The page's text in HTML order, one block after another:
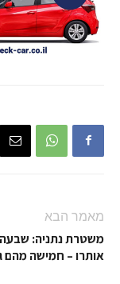
מאמר הבא
משטרת נתניה:
אותרו – חמישה מהם